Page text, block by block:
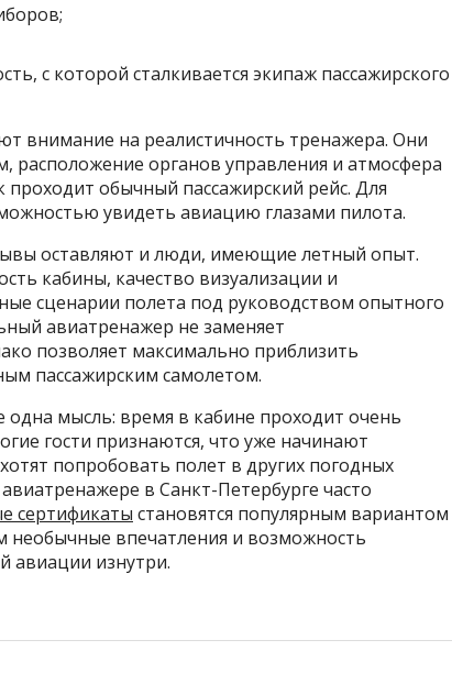
с которой сталкивается экипаж пассажирского
внимание на реалистичность тренажера. Они
расположение органов управления и атмосфера
обычный пассажирский рейс. Для
увидеть авиацию глазами пилота.
оставляют и люди, имеющие летный опыт.
кабины, качество визуализации и
сценарии полета под руководством опытного
авиатренажер не заменяет
позволяет максимально приблизить
пассажирским самолетом.
мысль: время в кабине проходит очень
гости признаются, что уже начинают
попробовать полет в других погодных
в Санкт-Петербурге часто
сертификаты становятся популярным вариантом
необычные впечатления и возможность
авиации изнутри.